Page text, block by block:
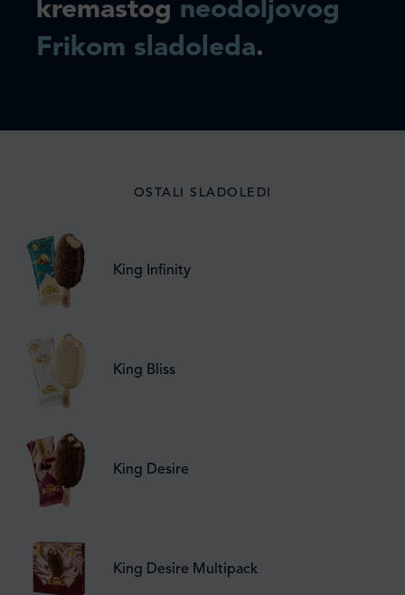
kremastog neodoljovog
Frikom sladoleda.
OSTALI SLADOLEDI
King Infinity
King Bliss
King Desire
King Desire Multipack